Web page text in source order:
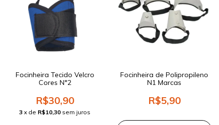
Focinheira Tecido Velcro
Cores N°2
R$30,90
3 x de R$10,30 sem juros
Focinheira de Polipropileno
N1 Marcas
R$5,90